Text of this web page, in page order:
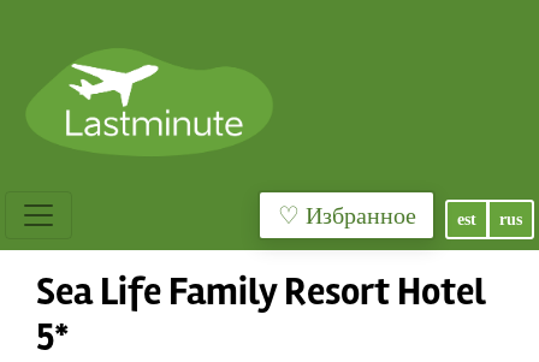
♡ Избранное est rus
Sea Life Family Resort Hotel
5*